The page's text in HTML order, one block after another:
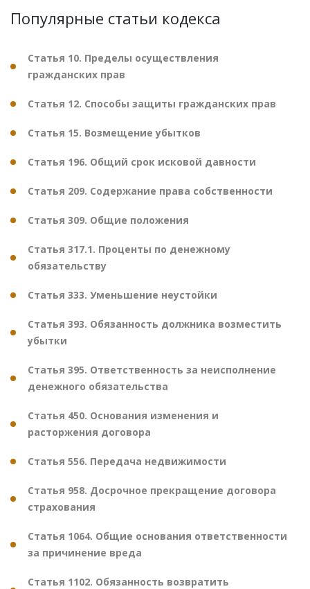
Популярные статьи кодекса
Статья 10. Пределы осуществления
гражданских прав
Статья 12. Способы защиты гражданских прав
Статья 15. Возмещение убытков
Статья 196. Общий срок исковой давности
Статья 209. Содержание права собственности
Статья 309. Общие положения
Статья 317.1. Проценты по денежному
обязательству
Статья 333. Уменьшение неустойки
Статья 393. Обязанность должника возместить
убытки
Статья 395. Ответственность за неисполнение
денежного обязательства
Статья 450. Основания изменения и
расторжения договора
Статья 556. Передача недвижимости
Статья 958. Досрочное прекращение договора
страхования
Статья 1064. Общие основания ответственности
за причинение вреда
Статья 1102. Обязанность возвратить